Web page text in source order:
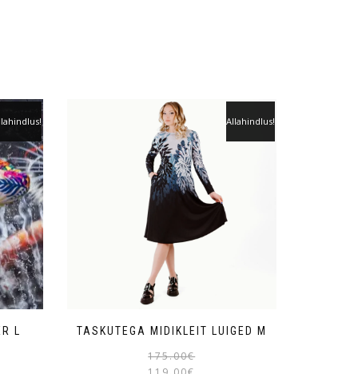
L TASKUTEGA MIDIKLEIT LUIGED M
Allahindlus!
175.00€